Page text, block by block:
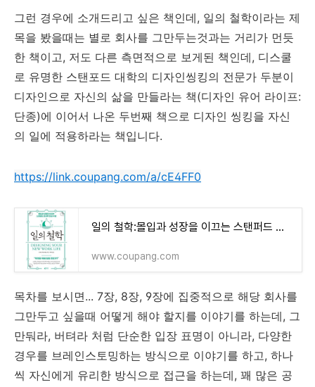
그런 경우에 소개드리고 싶은 책인데, 일의 철학이라는 제
목을 봤을때는 별로 회사를 그만두는것과는 거리가 먼듯
한 책이고, 저도 다른 측면적으로 보게된 책인데, 디스쿨
로 유명한 스탠포드 대학의 디자인씽킹의 전문가 두분이
디자인으로 자신의 삶을 만들라는 책(디자인 유어 라이프:
단종)에 이어서 나온 두번째 책으로 디자인 씽킹을 자신
의 일에 적용하라는 책입니다.
https://link.coupang.com/a/cE4FF0
일의 철학:몰입과 성장을 이끄는 스탠퍼드 마지막 인생 수업 - 처세술/삶의 자세 | 쿠팡
www.coupang.com
목차를 보시면... 7장, 8장, 9장에 집중적으로 해당 회사를
그만두고 싶을때 어떻게 해야 할지를 이야기를 하는데, 그
만둬라, 버텨라 처럼 단순한 입장 표명이 아니라, 다양한
경우를 브레인스토밍하는 방식으로 이야기를 하고, 하나
씩 자신에게 유리한 방식으로 접근을 하는데, 꽤 많은 공